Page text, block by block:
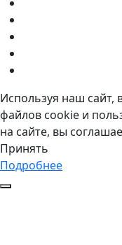
Используя наш сайт,
файлов cookie и
на сайте, вы
Принять
Подробнее